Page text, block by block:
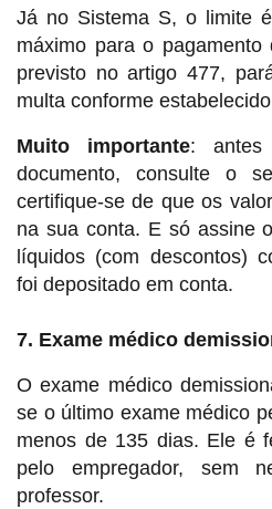
Já no Sistema S, o limite
máximo para o pagamento
previsto no artigo 477,
multa conforme
Muito importante: antes
documento, consulte o
certifique-se de que os
na sua conta. E só assine
líquidos (com descontos)
foi depositado em conta.
7. Exame médico
O exame médico
se o último exame médico
menos de 135 dias. Ele é
pelo empregador, sem
professor.